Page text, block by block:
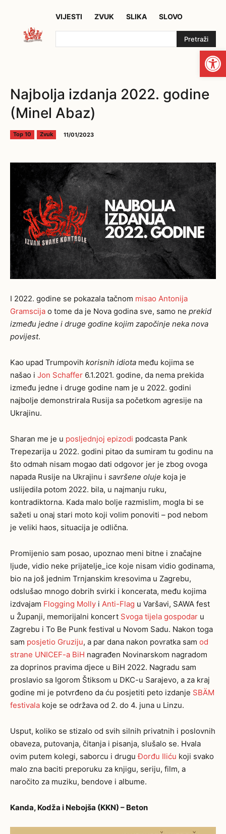
VIJESTI ZVUK SLIKA SLOVO
Pretraži
Najbolja izdanja 2022. godine
(Minel Abaz)
Top 10 Zvuk 11/01/2023
I 2022. godine se pokazala tačnom misao Antonija
Gramscija o tome da je Nova godina sve, samo ne prekid
između jedne i druge godine kojim započinje neka nova
povijest.
Kao upad Trumpovih korisnih idiota među kojima se
našao i Jon Schaffer 6.1.2021. godine, da nema prekida
između jedne i druge godine nam je u 2022. godini
najbolje demonstrirala Rusija sa početkom agresije na
Ukrajinu.
Sharan me je u posljednjoj epizodi podcasta Pank
Trepezarija u 2022. godini pitao da sumiram tu godinu na
što odmah nisam mogao dati odgovor jer je zbog ovoga
napada Rusije na Ukrajinu i savršene oluje koja je
uslijedila potom 2022. bila, u najmanju ruku,
kontradiktorna. Kada malo bolje razmislim, mogla bi se
sažeti u onaj stari moto koji volim ponoviti – pod nebom
je veliki haos, situacija je odlična.
Promijenio sam posao, upoznao meni bitne i značajne
ljude, vidio neke prijatelje_ice koje nisam vidio godinama,
bio na još jednim Trnjanskim kresovima u Zagrebu,
odslušao mnogo dobrih svirki i koncerata, među kojima
izdvajam Flogging Molly i Anti-Flag u Varšavi, SAWA fest
u Županji, memorijalni koncert Svoga tijela gospodar u
Zagrebu i To Be Punk festival u Novom Sadu. Nakon toga
sam posjetio Gruziju, a par dana nakon povratka sam od
strane UNICEF-a BiH nagrađen Novinarskom nagradom
za doprinos pravima djece u BiH 2022. Nagradu sam
proslavio sa Igorom Štiksom u DKC-u Sarajevo, a za kraj
godine mi je potvrđeno da ću posjetiti peto izdanje SBÄM
festivala koje se održava od 2. do 4. juna u Linzu.
Usput, koliko se stizalo od svih silnih privatnih i poslovnih
obaveza, putovanja, čitanja i pisanja, slušalo se. Hvala
ovim putem kolegi, saborcu i druguĐorđu Iliću koji svako
malo zna baciti preporuku za knjigu, seriju, film, a
naročito za muziku, bendove i albume.
Kanda, Kodža i Nebojša (KKN) – Beton